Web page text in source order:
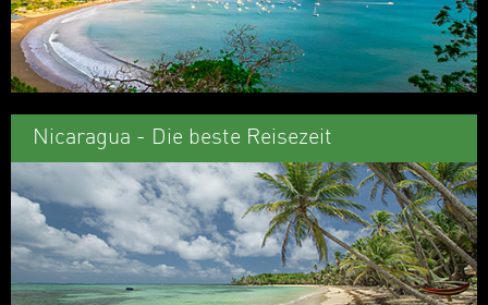
Nicaragua - Die beste Reisezeit